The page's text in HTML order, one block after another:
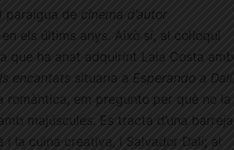
paraigua de cinema d’autor
els últims anys. Això sí, al col·loqui
que ha anat adquirint Laia Costa amb
encantats situaria a Esperando a Dalí,
romàntica, em pregunto per què no la
majúscules. Es tracta d’una barreja
la cuina creativa, i Salvador Dalí; al